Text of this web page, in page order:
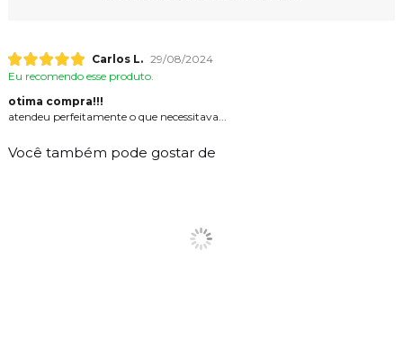
Carlos L. 29/08/2024
Eu recomendo esse produto.
otima compra!!!
atendeu perfeitamente o que necessitava...
Você também pode gostar de